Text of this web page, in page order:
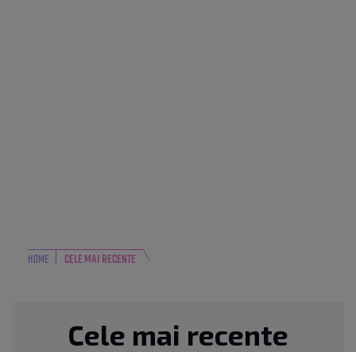
HOME CELE MAI RECENTE
Cele mai recente